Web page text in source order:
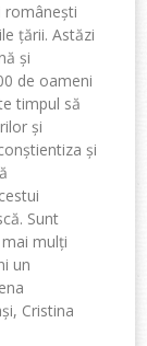
românești
țării. Astăzi
și
de oameni
timpul să
și
și
Sunt
mulți
un
Cristina